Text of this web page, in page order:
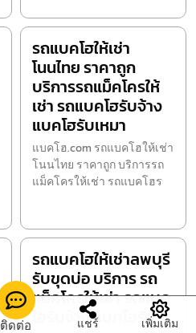
รถแบคโฮให้เช่า
โนนไทย ราคาถูก
บริการรถแม็คโครให้
เช่า รถแบคโฮรับจ้าง
แบคโฮรับเหมา
แบคโฮ.com รถแบคโฮให้เช่า
โนนไทย ราคาถูก บริการรถ
แม็คโครให้เช่า รถแบคโฮร
รถแบคโฮให้เช่าลพบุรี
รับขุดบ่อ บริการ รถ
แม็คโครให้เช่า รถแบค
โฮรับจ้าง แบคโฮรับ
ติดต่อ แชร์ เพิ่มเติม